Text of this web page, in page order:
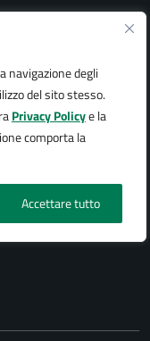
navigazione degli
del sito stesso.
Privacy Policye la
comporta la
Accettare tutto